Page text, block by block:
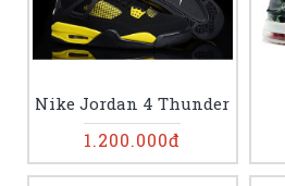
Nike Jordan 4 Thunder
1.200.000đ